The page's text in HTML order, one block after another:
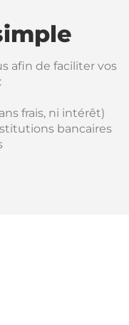
afin de faciliter vos
frais, ni intérêt)
bancaires